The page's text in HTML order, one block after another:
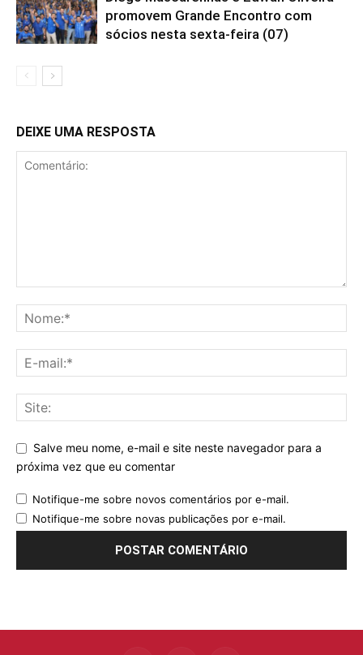
promovem Grande Encontro com
sócios nesta sexta-feira (07)
DEIXE UMA RESPOSTA
Salve meu nome, e-mail e site neste navegador para a
próxima vez que eu comentar
Notifique-me sobre novos comentários por e-mail.
Notifique-me sobre novas publicações por e-mail.